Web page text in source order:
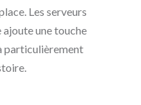
Les serveurs
une touche
particulièrement